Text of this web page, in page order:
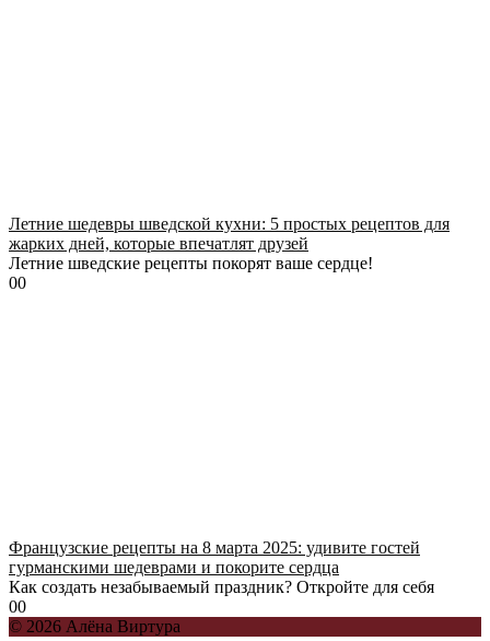
Летние шедевры шведской кухни: 5 простых рецептов для
жарких дней, которые впечатлят друзей
Летние шведские рецепты покорят ваше сердце!
00
Французские рецепты на 8 марта 2025: удивите гостей
гурманскими шедеврами и покорите сердца
Как создать незабываемый праздник? Откройте для себя
00
© 2026 Алёна Виртура